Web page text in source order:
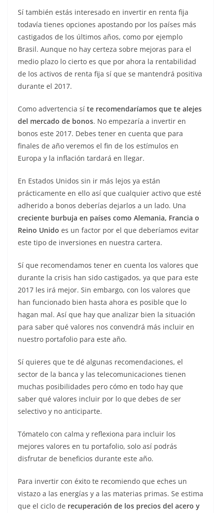
Sí también estás interesado en invertir en renta fija
todavía tienes opciones apostando por los países más
castigados de los últimos años, como por ejemplo
Brasil. Aunque no hay certeza sobre mejoras para el
medio plazo lo cierto es que por ahora la rentabilidad
de los activos de renta fija sí que se mantendrá positiva
durante el 2017.
Como advertencia sí te recomendaríamos que te alejes
del mercado de bonos. No empezaría a invertir en
bonos este 2017. Debes tener en cuenta que para
finales de año veremos el fin de los estímulos en
Europa y la inflación tardará en llegar.
En Estados Unidos sin ir más lejos ya están
prácticamente en ello así que cualquier activo que esté
adherido a bonos deberías dejarlos a un lado. Una
creciente burbuja en países como Alemania, Francia o
Reino Unido es un factor por el que deberíamos evitar
este tipo de inversiones en nuestra cartera.
Sí que recomendamos tener en cuenta los valores que
durante la crisis han sido castigados, ya que para este
2017 les irá mejor. Sin embargo, con los valores que
han funcionado bien hasta ahora es posible que lo
hagan mal. Así que hay que analizar bien la situación
para saber qué valores nos convendrá más incluir en
nuestro portafolio para este año.
Sí quieres que te dé algunas recomendaciones, el
sector de la banca y las telecomunicaciones tienen
muchas posibilidades pero cómo en todo hay que
saber qué valores incluir por lo que debes de ser
selectivo y no anticiparte.
Tómatelo con calma y reflexiona para incluir los
mejores valores en tu portafolio, solo así podrás
disfrutar de beneficios durante este año.
Para invertir con éxito te recomiendo que eches un
vistazo a las energías y a las materias primas. Se estima
que el ciclo de recuperación de los precios del acero y